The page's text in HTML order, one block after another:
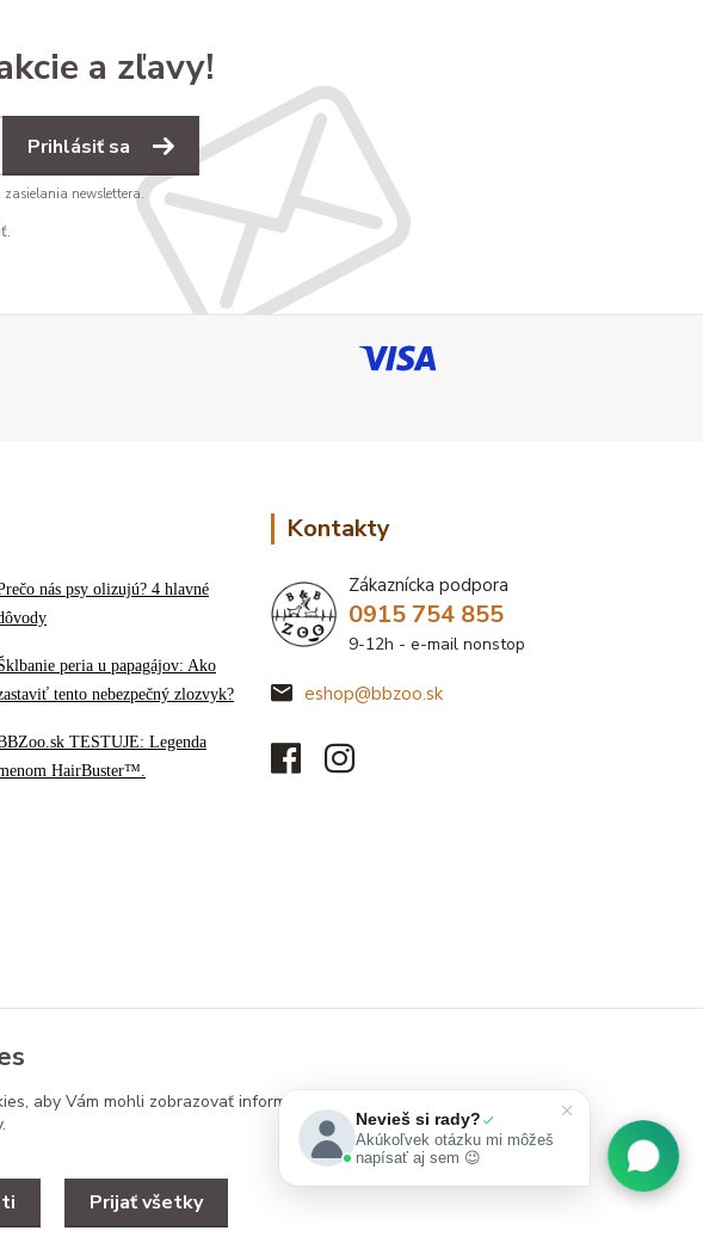
a zľavy!
Prihlásiť sa
zasielania newslettera.
nás psy olizujú? 4 hlavné
peria u papagájov: Ako
tento nebezpečný zlozvyk?
TESTUJE: Legenda
HairBuster™.
Kontakty
Zákaznícka podpora
0915 754 855
9-12h - e-mail nonstop
eshop@bbzoo.sk
aby Vám mohli zobrazovať informácie
Prijať všetky
Nevieš si rady?
Akúkoľvek otázku mi môžeš
napísať aj sem 😉